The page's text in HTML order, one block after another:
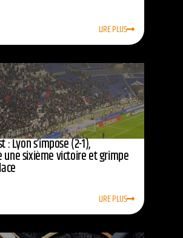
LIRE PLUS
: Lyon s’impose (2-1),
une sixième victoire et grimpe
LIRE PLUS